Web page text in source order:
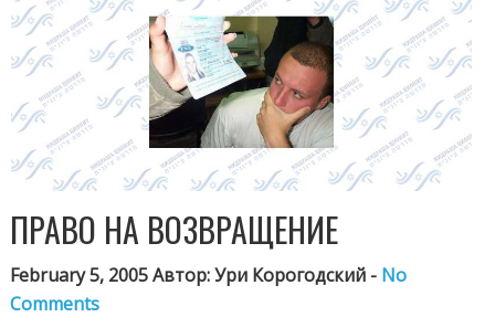
ПРАВО НА ВОЗВРАЩЕНИЕ
February 5, 2005 Автор: Ури Корогодский - No
Comments